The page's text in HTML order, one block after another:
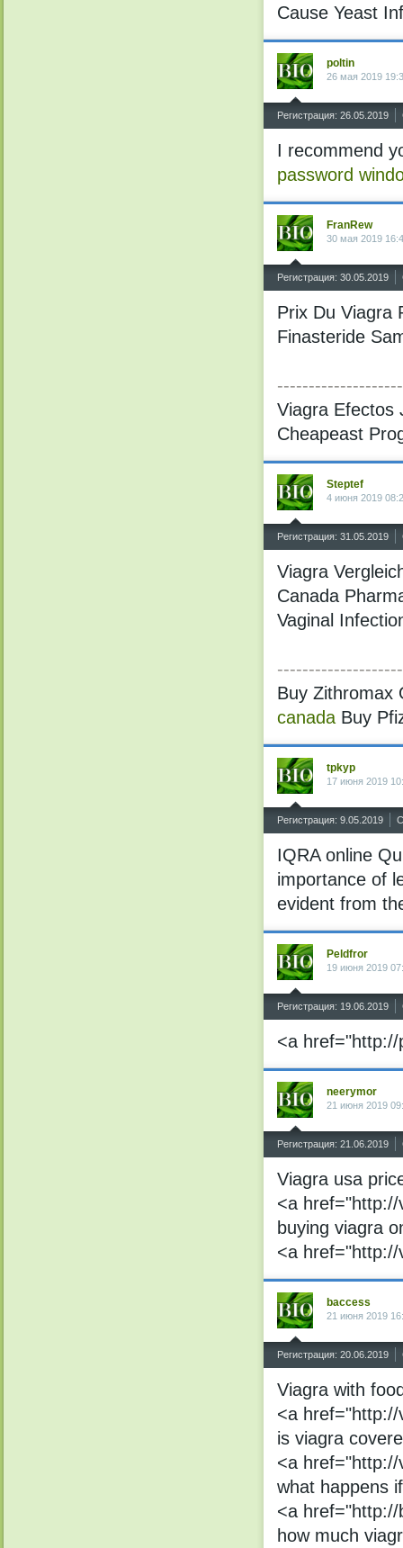
Cause Yeast
poltin
26 мая 2019
Регистрация: 26.05.2019
I recommend
password
FranRew
30 мая 2019
Регистрация: 30.05.2019
Prix Du Viagra
Finasteride
--------------------
Viagra Efectos
Cheapeast
Steptef
4 июня 2019
Регистрация: 31.05.2019
Viagra
Canada
Vaginal
--------------------
Buy Zithromax
canadaBuy
tpkyp
17 июня 2019
Регистрация: 9.05.2019
IQRA online
importance of
evident from
Peldfror
19 июня 2019
Регистрация: 19.06.2019
<a href="http://
neerymor
21 июня 2019
Регистрация: 21.06.2019
Viagra usa
<a href="http://
buying viagra
<a href="http://
baccess
21 июня 2019
Регистрация: 20.06.2019
Viagra with
<a
is viagra
<a
what happens
<a href="http://
how much